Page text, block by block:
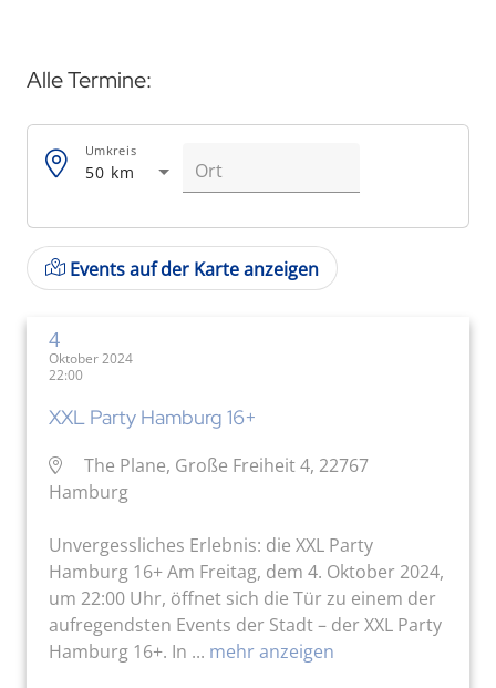
Alle Termine:
50 km
Umkreis
Events auf der Karte anzeigen
4
Oktober 2024
22:00
XXL Party Hamburg 16+
The Plane, Große Freiheit 4, 22767
Hamburg
Unvergessliches Erlebnis: die XXL Party
Hamburg 16+ Am Freitag, dem 4. Oktober 2024,
um 22:00 Uhr, öffnet sich die Tür zu einem der
aufregendsten Events der Stadt – der XXL Party
Hamburg 16+. In ... mehr anzeigen